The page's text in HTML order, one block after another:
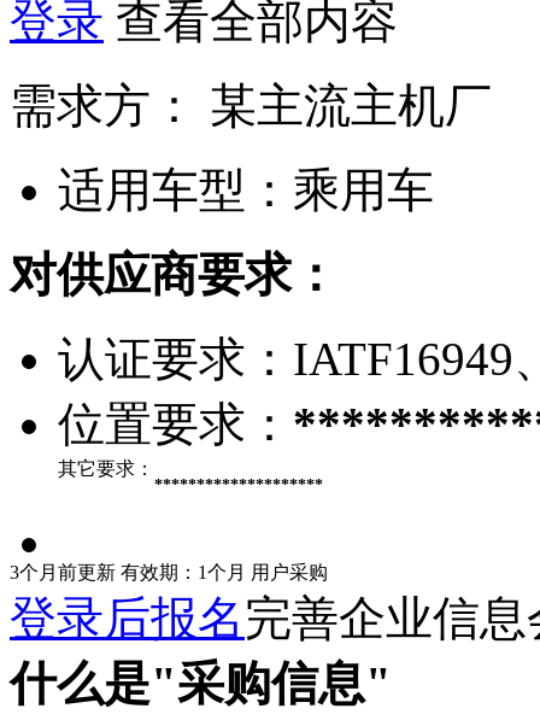
登录 查看全部内容
需求方：
某主流主机厂
适用车型： 乘用车
对供应商要求：
认证要求： IATF16949
位置要求：
其它要求：
********************
3个月前更新 有效期：1个月 用户采购
登录后报名完善企业信
什么是"采购信息"